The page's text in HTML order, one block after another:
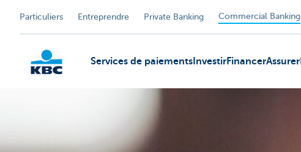
Particuliers Entreprendre Private Banking Commercial Banking
Services de paiements InvestirFinancerAssurer